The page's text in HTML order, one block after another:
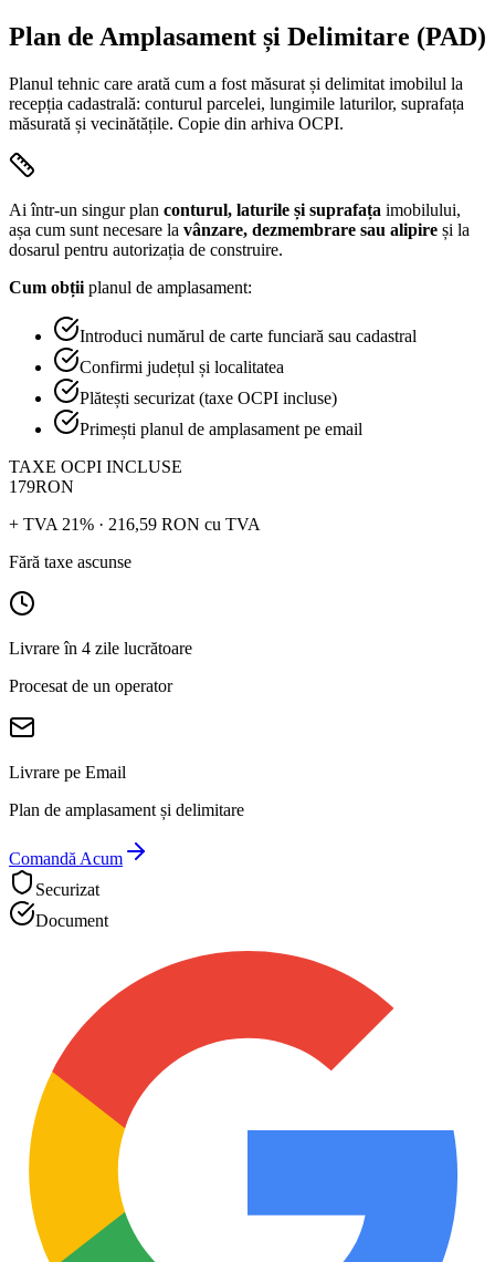
Plan de Amplasament și Delimitare (PAD)
Planul tehnic care arată cum a fost măsurat și delimitat imobilul la
recepția cadastrală: conturul parcelei, lungimile laturilor, suprafața
măsurată și vecinătățile. Copie din arhiva OCPI.
Ai într-un singur plan conturul, laturile și suprafața imobilului,
așa cum sunt necesare la vânzare, dezmembrare sau alipire și la
dosarul pentru autorizația de construire.
Cum obții planul de amplasament:
Introduci numărul de carte funciară sau cadastral
Confirmi județul și localitatea
Plătești securizat (taxe OCPI incluse)
Primești planul de amplasament pe email
TAXE OCPI INCLUSE
179RON
+ TVA 21% · 216,59 RON cu TVA
Fără taxe ascunse
Livrare în 4 zile lucrătoare
Procesat de un operator
Livrare pe Email
Plan de amplasament și delimitare
Comandă Acum
Securizat
Document